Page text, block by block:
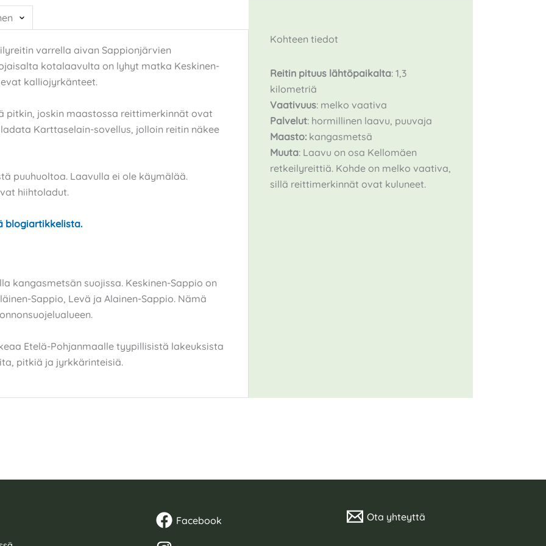
varrella aivan Sappionjärvien
kotalaavulta on lyhyt matka Keskinen-
kalliojyrkänteet.
pitkin, joskin maastossa reittimerkinnät ovat
Karttaselain-sovellus, jolloin reitin näkee
puuhuoltoa. Laavulla ei ole käymälää.
hiihtoladut.
blogiartikkelista.
kangasmetsän suojissa. Keskinen-Sappio on
Sappio, Levä ja Alainen-Sappio. Nämä
Etelä-Pohjanmaalle tyypillisistä lakeuksista
pitkiä ja jyrkkärinteisiä.
Kohteen tiedot
Reitin pituus lähtöpaikalta: 1,3
kilometriä
Vaativuus: melko vaativa
Palvelut: hormillinen laavu, puuvaja
Maasto:kangasmetsä
Muuta: Laavu on osa Kellomäen
retkeilyreittiä. Kohde on melko vaativa,
sillä reittimerkinnät ovat kuluneet.
Facebook Ota yhteyttä